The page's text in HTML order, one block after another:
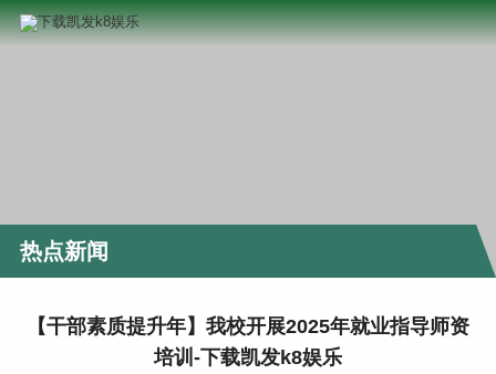
热点新闻
【干部素质提升年】我校开展2025年就业指导师资
培训-下载凯发k8娱乐